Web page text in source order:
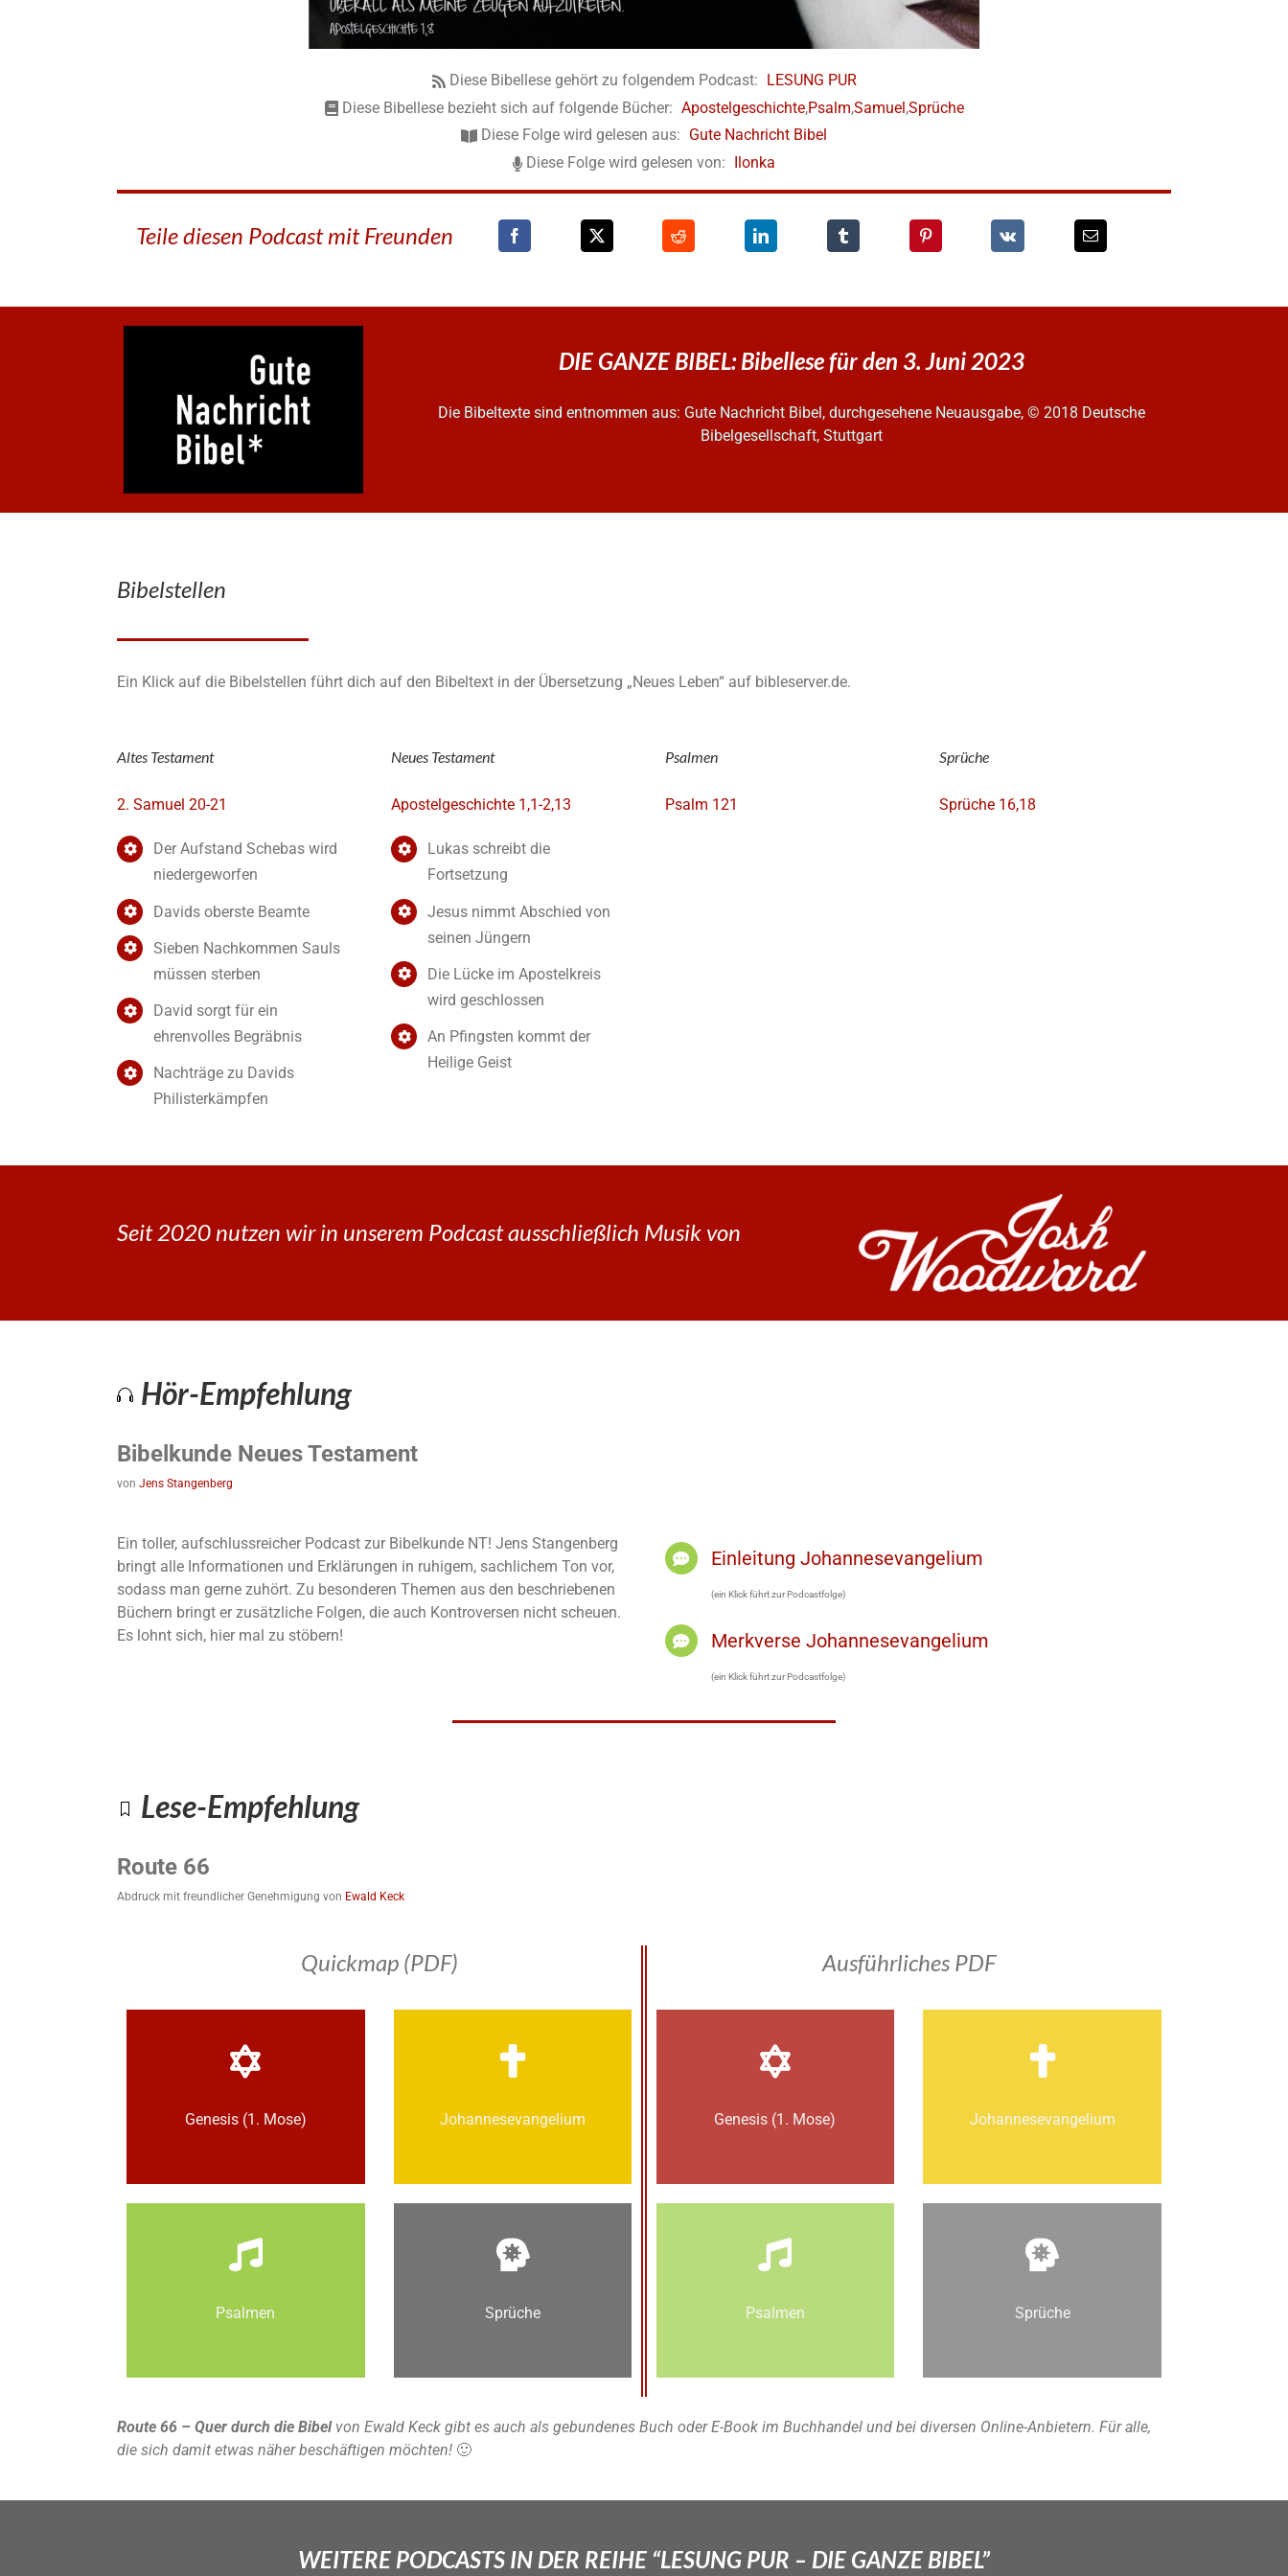
Diese Bibellese gehört zu folgendem Podcast: LESUNG PUR
Diese Bibellese bezieht sich auf folgende Bücher: Apostelgeschichte,Psalm,Samuel,Sprüche
Diese Folge wird gelesen aus: Gute Nachricht Bibel
Diese Folge wird gelesen von:
Ilonka
Teile diesen Podcast mit Freunden
DIE GANZE BIBEL: Bibellese für den 3. Juni 2023
Die Bibeltexte sind entnommen aus: Gute Nachricht Bibel, durchgesehene Neuausgabe, © 2018 Deutsche
Bibelgesellschaft, Stuttgart
Bibelstellen
Ein Klick auf die Bibelstellen führt dich auf den Bibeltext in der Übersetzung „Neues Leben“ auf bibleserver.de.
Altes Testament
2. Samuel 20-21
Der Aufstand Schebas wird
niedergeworfen
Davids oberste Beamte
Sieben Nachkommen Sauls
müssen sterben
David sorgt für ein
ehrenvolles Begräbnis
Nachträge zu Davids
Philisterkämpfen
Neues Testament
Apostelgeschichte 1,1-2,13
Lukas schreibt die
Fortsetzung
Jesus nimmt Abschied von
seinen Jüngern
Die Lücke im Apostelkreis
wird geschlossen
An Pfingsten kommt der
Heilige Geist
Psalmen
Psalm 121
Sprüche
Sprüche 16,18
Seit 2020 nutzen wir in unserem Podcast ausschließlich Musik von
Hör-Empfehlung
Bibelkunde Neues Testament
von Jens Stangenberg
Ein toller, aufschlussreicher Podcast zur Bibelkunde NT! Jens Stangenberg
bringt alle Informationen und Erklärungen in ruhigem, sachlichem Ton vor,
sodass man gerne zuhört. Zu besonderen Themen aus den beschriebenen
Büchern bringt er zusätzliche Folgen, die auch Kontroversen nicht scheuen.
Es lohnt sich, hier mal zu stöbern!
Einleitung Johannesevangelium
(ein Klick führt zur Podcastfolge)
Merkverse Johannesevangelium
(ein Klick führt zur Podcastfolge)
Lese-Empfehlung
Route 66
Abdruck mit freundlicher Genehmigung von Ewald Keck
Quickmap (PDF)
Genesis (1. Mose) Johannes­­evangelium
Psalmen Sprüche
Ausführliches PDF
Genesis (1. Mose) Johannes­­evangelium
Psalmen Sprüche
Route 66 – Quer durch die Bibel von Ewald Keck gibt es auch als gebundenes Buch oder E-Book im Buchhandel und bei diversen Online-Anbietern. Für alle,
die sich damit etwas näher beschäftigen möchten! 🙂
WEITERE PODCASTS IN DER REIHE “LESUNG PUR – DIE GANZE BIBEL”